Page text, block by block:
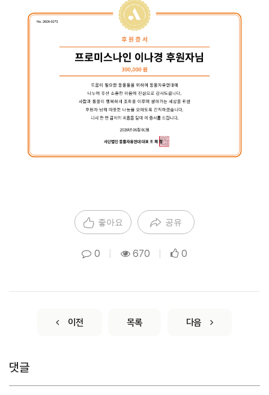
좋아요 공유
0 670 0
이전 목록 다음
댓글